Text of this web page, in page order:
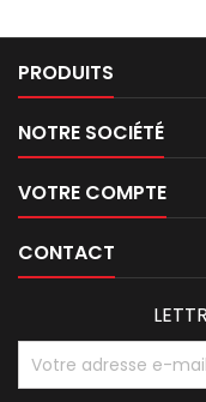
PRODUITS
NOTRE SOCIÉTÉ
VOTRE COMPTE
CONTACT